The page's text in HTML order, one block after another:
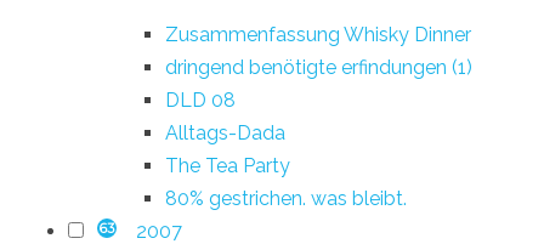
Zusammenfassung Whisky Dinner
dringend benötigte erfindungen (1)
DLD 08
Alltags-Dada
The Tea Party
80% gestrichen. was bleibt.
63 2007